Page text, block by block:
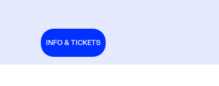
INFO & TICKETS